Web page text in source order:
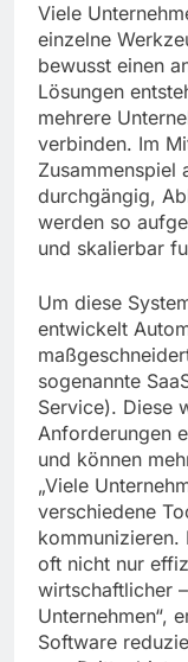
Viele
einzelne
bewusst einen
Lösungen
mehrere
verbinden. Im
Zusammenspiel
durchgängig,
werden so
und skalierbar
Um diese
entwickelt
sogenannte
Service). Diese
Anforderungen
und können
„Viele
verschiedene
kommunizieren.
oft nicht nur
wirtschaftlicher
Unternehmen“,
Software